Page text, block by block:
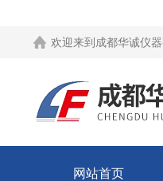
欢迎来到 成都华诚仪
网站首页